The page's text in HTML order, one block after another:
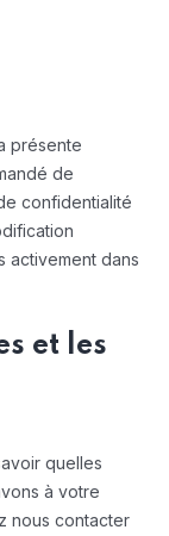
présente
de
confidentialité
activement dans
et les
quelles
à votre
nous contacter